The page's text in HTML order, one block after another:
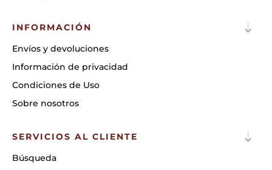
INFORMACIÓN
Envíos y devoluciones
Información de privacidad
Condiciones de Uso
Sobre nosotros
SERVICIOS AL CLIENTE
Búsqueda